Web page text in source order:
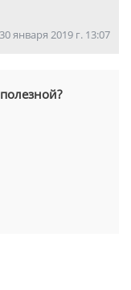
30 января 2019 г. 13:07